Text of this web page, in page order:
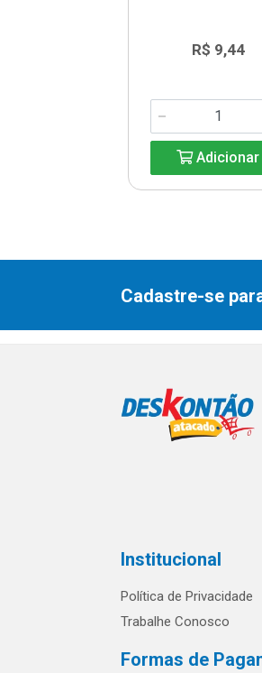
R$ 9,44
Adicionar
Cadastre-se
Institucional
Política de Privacidade
Trabalhe Conosco
Formas de